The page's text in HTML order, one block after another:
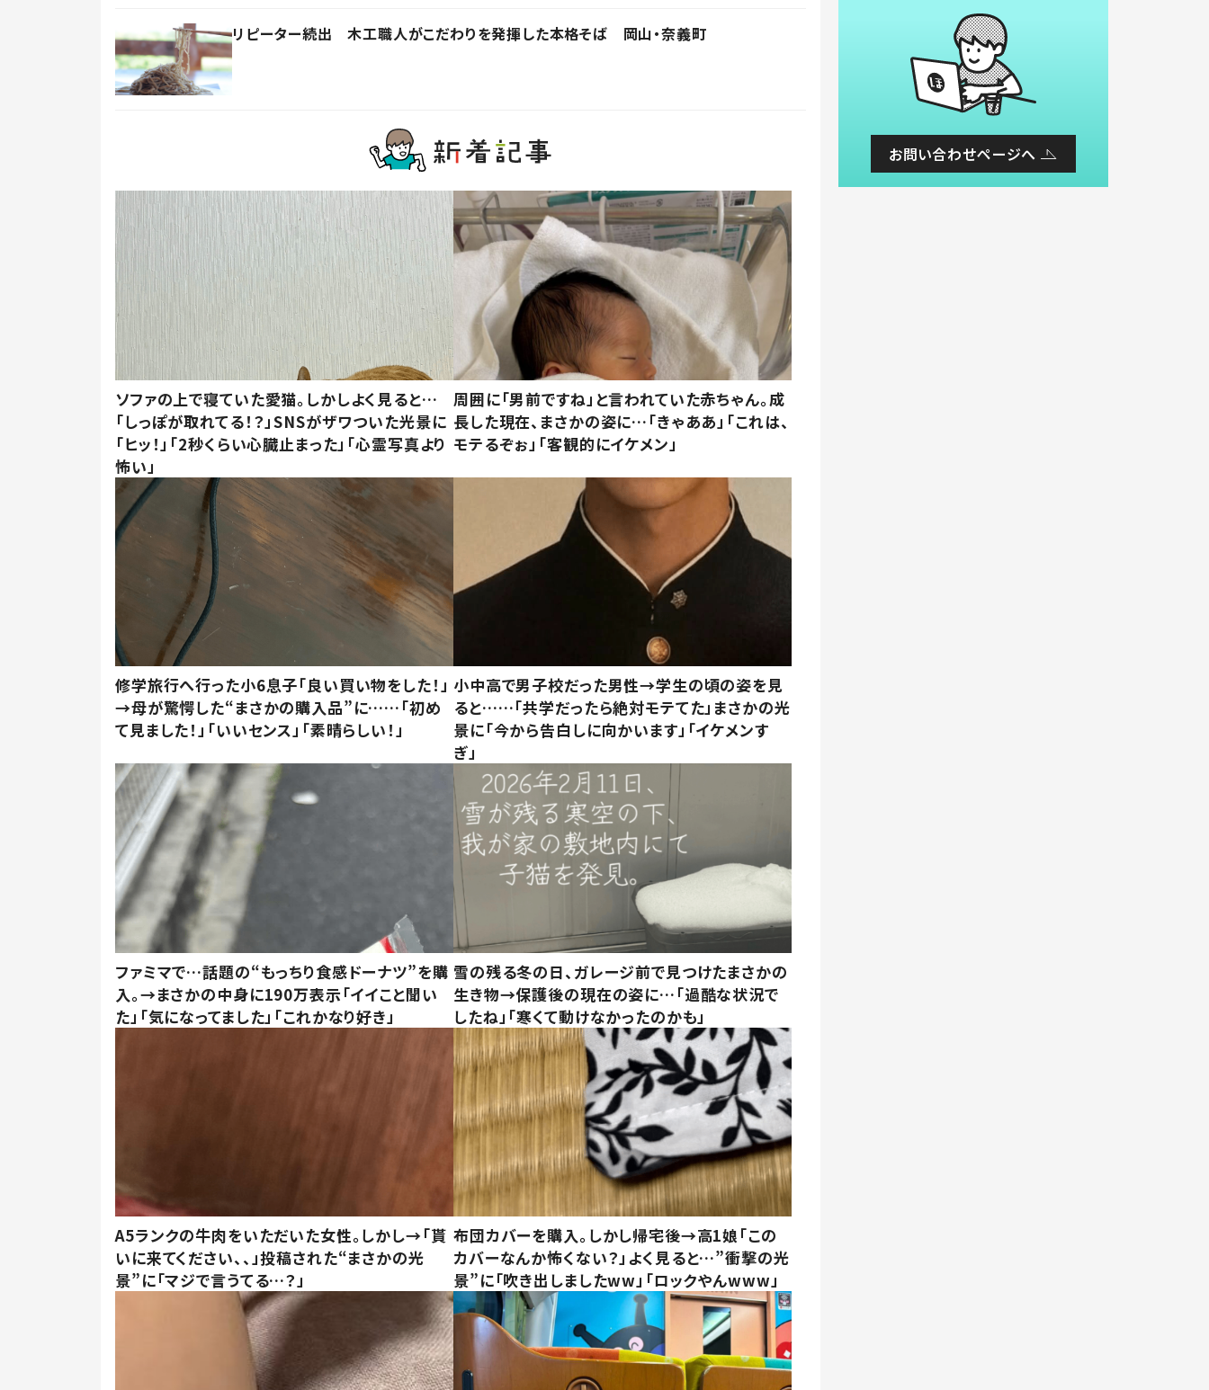
リピーター続出 木工職人がこだわりを発揮した本格そば 岡山・奈義町
ソファの上で寝ていた愛猫。しかしよく見ると…
「しっぽが取れてる！？」SNSがザワついた光景に
「ヒッ！」「2秒くらい心臓止まった」「心霊写真より
怖い」
周囲に「男前ですね」と言われていた赤ちゃん。成
長した現在、まさかの姿に…「きゃああ」「これは、
モテるぞぉ」「客観的にイケメン」
修学旅行へ行った小6息子「良い買い物をした！」
→母が驚愕した“まさかの購入品”に……「初め
て見ました！」「いいセンス」「素晴らしい！」
小中高で男子校だった男性→学生の頃の姿を見
ると……「共学だったら絶対モテてた」まさかの光
景に「今から告白しに向かいます」「イケメンす
ぎ」
ファミマで…話題の“もっちり食感ドーナツ”を購
入。→まさかの中身に190万表示「イイこと聞い
た」「気になってました」「これかなり好き」
雪の残る冬の日、ガレージ前で見つけたまさかの
生き物→保護後の現在の姿に…「過酷な状況で
したね」「寒くて動けなかったのかも」
A5ランクの牛肉をいただいた女性。しかし→「貰
いに来てください、、」投稿された“まさかの光
景”に「マジで言うてる…？」
布団カバーを購入。しかし帰宅後→高1娘「この
カバーなんか怖くない？」よく見ると…”衝撃の光
景”に「吹き出しましたww」「ロックやんwww」
お問い合わせページへ